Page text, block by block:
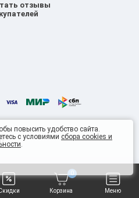
Корзина
0
Меню
отзывы
повысить удобство сайта.
с условиями сбора cookies и
.